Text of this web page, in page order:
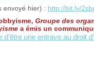
envoyé hier) : http://bit.ly/
Groupe des
a émis un
une entrave au droit